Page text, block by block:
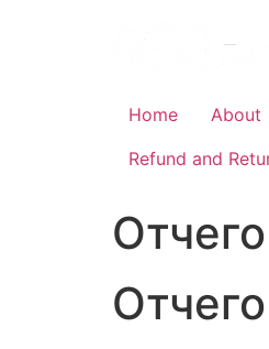
Home About
Refund and